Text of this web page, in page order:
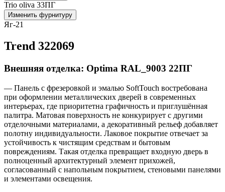
Trio oliva 33ПГ
Изменить фурнитуру
Яг-21
Trend 322069
Внешняя отделка: Optima RAL_9003 22ПГ
— Панель с фрезеровкой и эмалью SoftTouch востребована
при оформлении металлических дверей в современных
интерьерах, где приоритетна графичность и приглушённая
палитра. Матовая поверхность не конкурирует с другими
отделочными материалами, а декоративный рельеф добавляет
полотну индивидуальности. Лаковое покрытие отвечает за
устойчивость к чистящим средствам и бытовым
повреждениям. Такая отделка превращает входную дверь в
полноценный архитектурный элемент прихожей,
согласованный с напольным покрытием, стеновыми панелями
и элементами освещения.